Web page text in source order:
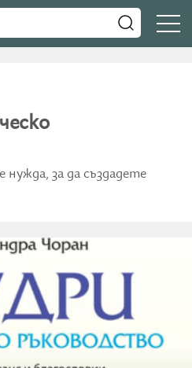
за да създадете